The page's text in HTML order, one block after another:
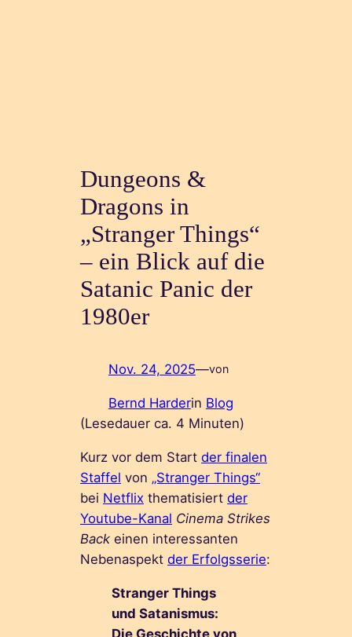
Dungeons &
Dragons in
„Stranger Things“
– ein Blick auf die
Satanic Panic der
1980er
Nov. 24, 2025—von
Bernd Harderin Blog
(Lesedauer ca. 4 Minuten)
Kurz vor dem Startder finalen
Staffel von „Stranger Things“
bei Netflix thematisiertder
Youtube-Kanal Cinema Strikes
Back einen interessanten
Nebenaspektder Erfolgsserie:
Stranger Things
und Satanismus:
Die Geschichte von